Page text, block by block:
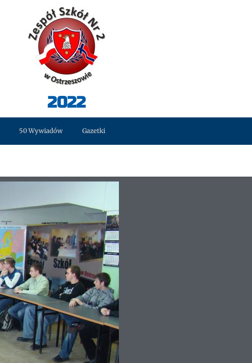
2022
50 Wywiadów Gazetki